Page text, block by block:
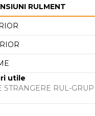
RULMENT
utile
STRANGERE RUL-